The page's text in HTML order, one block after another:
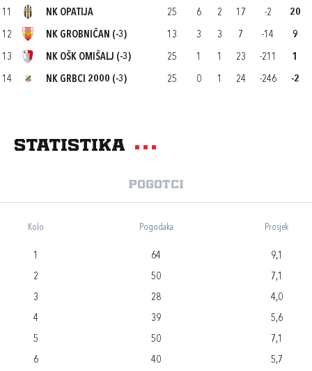
11 NK OPATIJA 25 6 2 17 -2 20
12 NK GROBNIČAN (-3) 13 3 3 7 -14 9
13 NK OŠK OMIŠALJ (-3) 25 1 1 23 -211 1
14 NK GRBCI 2000 (-3) 25 0 1 24 -246 -2
Statistika
Pogotci
Kolo Pogodaka Prosjek
1 64
9,1
2
50
7,1
3
28
4,0
4
39
5,6
5
50
7,1
6
40
5,7